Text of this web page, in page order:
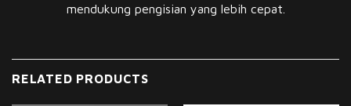
mendukung pengisian yang lebih cepat.
RELATED PRODUCTS